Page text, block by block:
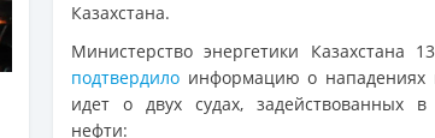
Казахстана.
Министерство энергетики Казахстана
подтвердило информацию о нападениях
идет о двух судах, задействованных в
нефти: